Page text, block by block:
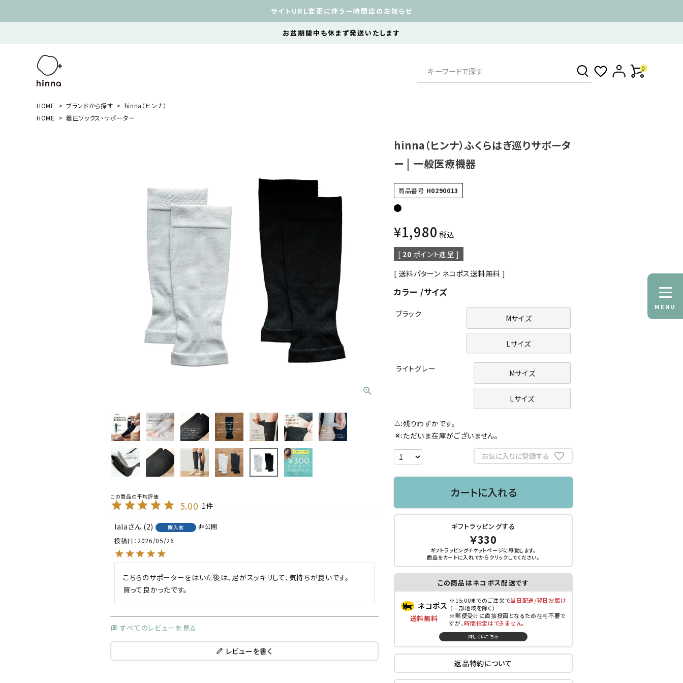
サイトURL変更に伴う一時閉店のお知らせ
お盆期間中も休まず発送いたします
0
HOME ブランドから探す
hinna（ヒンナ）
HOME
着圧ソックス・サポーター
MENU
5.00 1
lala 2 購入者
非公開
投稿日 2026/05/26
こちらのサポーターをはいた後は、足がスッキリして、気持ちが良いです。
買って良かったです。
すべてのレビューを見る
レビューを書く
hinna（ヒンナ）ふくらはぎ巡りサポータ
ー | 一般医療機器
商品番号 H0290013
¥1,980 税込
[ 20 ポイント進呈 ]
送料パターン ネコポス送料無料
カラー サイズ
ブラック Mサイズ
Lサイズ
ライトグレー Mサイズ
Lサイズ
△ 残りわずかです。
✕ ただいま在庫がございません。
お気に入りに登録する
カートに入れる
ギフトラッピングする
￥330
ギフトラッピングチケットページに移動します。
商品をカートに入れてから クリックしてください。
この商品はネコポス配送です
送料無料
※15:00までのご注文で当日配送/翌日お届け
（一部地域を除く）
※郵便受けに直接投函となるため在宅不要で
すが、時間指定はできません。
詳しくはこちら
返品特約について